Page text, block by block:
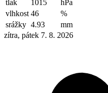
tlak
1015
hPa
vlhkost 46
%
srážky 4.93
mm
zítra, pátek 7. 8. 2026